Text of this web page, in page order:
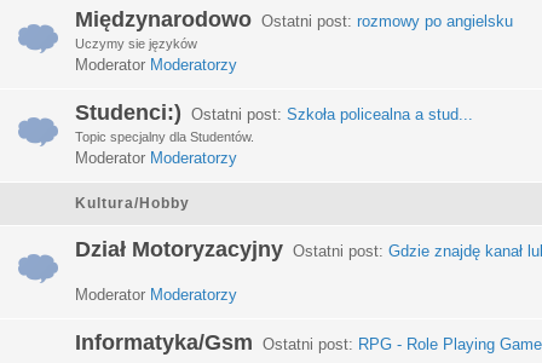
Międzynarodowo Ostatni post: rozmowy po angielsku
Uczymy sie języków
Moderator Moderatorzy
Studenci:) Ostatni post: Szkoła policealna a stud...
Topic specjalny dla Studentów.
Moderator Moderatorzy
Kultura/Hobby
Dział Motoryzacyjny Ostatni post: Gdzie znajdę kanał
Moderator Moderatorzy
Informatyka/Gsm Ostatni post: RPG - Role Playing